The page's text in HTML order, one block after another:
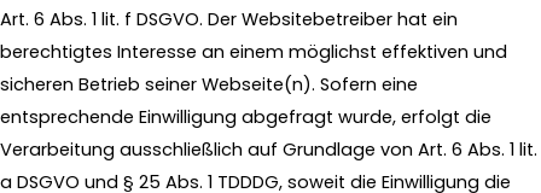
Art. 6 Abs. 1 lit. f DSGVO. Der Websitebetreiber hat ein
berechtigtes Interesse an einem möglichst effektiven und
sicheren Betrieb seiner Webseite(n). Sofern eine
entsprechende Einwilligung abgefragt wurde, erfolgt die
Verarbeitung ausschließlich auf Grundlage von Art. 6 Abs. 1 lit.
a DSGVO und § 25 Abs. 1 TDDDG, soweit die Einwilligung die